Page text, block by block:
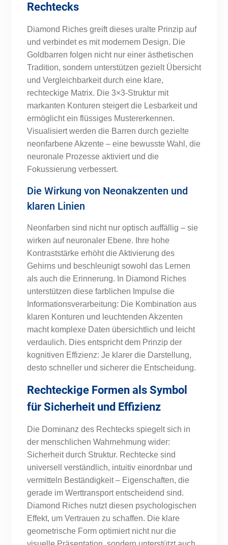
Rechtecks
Diamond Riches greift dieses uralte Prinzip auf
und verbindet es mit modernem Design. Die
Goldbarren folgen nicht nur einer ästhetischen
Tradition, sondern unterstützen gezielt Übersicht
und Vergleichbarkeit durch eine klare,
rechteckige Matrix. Die 3×3-Struktur mit
markanten Konturen steigert die Lesbarkeit und
ermöglicht ein flüssiges Mustererkennen.
Visualisiert werden die Barren durch gezielte
neonfarbene Akzente – eine bewusste Wahl, die
neuronale Prozesse aktiviert und die
Fokussierung verbessert.
Die Wirkung von Neonakzenten und
klaren Linien
Neonfarben sind nicht nur optisch auffällig – sie
wirken auf neuronaler Ebene. Ihre hohe
Kontraststärke erhöht die Aktivierung des
Gehirns und beschleunigt sowohl das Lernen
als auch die Erinnerung. In Diamond Riches
unterstützen diese farblichen Impulse die
Informationsverarbeitung: Die Kombination aus
klaren Konturen und leuchtenden Akzenten
macht komplexe Daten übersichtlich und leicht
verdaulich. Dies entspricht dem Prinzip der
kognitiven Effizienz: Je klarer die Darstellung,
desto schneller und sicherer die Entscheidung.
Rechteckige Formen als Symbol
für Sicherheit und Effizienz
Die Dominanz des Rechtecks spiegelt sich in
der menschlichen Wahrnehmung wider:
Sicherheit durch Struktur. Rechtecke sind
universell verständlich, intuitiv einordnbar und
vermitteln Beständigkeit – Eigenschaften, die
gerade im Werttransport entscheidend sind.
Diamond Riches nutzt diesen psychologischen
Effekt, um Vertrauen zu schaffen. Die klare
geometrische Form optimiert nicht nur die